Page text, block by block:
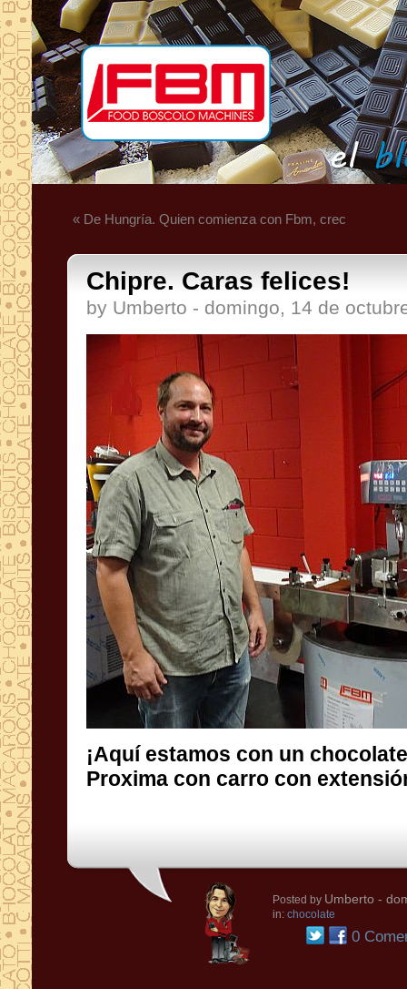
« De Hungría. Quien comienza con Fbm, crec
Chipre. Caras felices!
by Umberto - domingo, 14 de
¡Aquí estamos con un
Proxima con carro con
Posted by Umberto -
in: chocolate
0